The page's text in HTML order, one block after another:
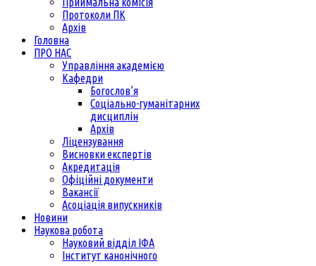
Протоколи ПК
Архів
Головна
ПРО НАС
Управління академією
Кафедри
Богослов’я
Соціально-гуманітарних
дисциплін
Архів
Ліцензування
Висновки експертів
Акредитація
Офіційні документи
Вакансії
Асоціація випускників
Новини
Наукова робота
Науковий відділ ІФА
Інститут канонічного